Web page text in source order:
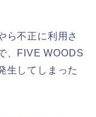
ら不正に利用さ
、FIVE WOODS
生してしまった